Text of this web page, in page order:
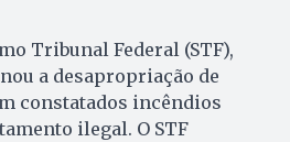
Tribunal Federal (STF),
a desapropriação de
constatados incêndios
ilegal. O STF